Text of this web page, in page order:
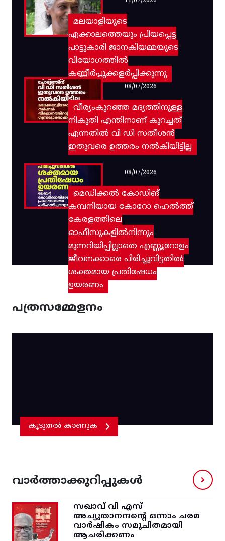
മലയാളിയുടെ
എക്കാലത്തെയും പ്രിയപ്പെട്ട
പാട്ടുകാരി ജാനകിയമ്മയുടെ
വിയോഗത്തിൽ
കണ്ണീർപ്പൂക്കളർപ്പിക്കുന്നു
വീര്യംകുറഞ്ഞ മദ്യത്തിനുള്ള
നികുതി എന്തിനാണ് കുറച്ചത്
എന്നതിൽ വി ഡി സതീശൻ
ഇതുവരെ ഉത്തരം നൽകിയിട്ടില്ല
08/07/2026
മെഡിക്കൽ കോഡിങ്
കമ്പനിയായ കോറോ ഹെൽത്ത്
കേരളത്തിലെ
ഓഫീസുകളിൽനിന്നും
മുന്നറിയിപ്പില്ലാതെ എണ്ണൂറോളം
ജീവനക്കാരെ പിരിച്ചുവിട്ടതിൽ‌
ശക്തമായ പ്രതിഷേധം
ഉയരണം
08/07/2026
പത്രസമ്മേളനം
കൂടുതൽ കാണുക
വാർത്താക്കുറിപ്പുകൾ
സഖാവ് വി എസ്‌
അച്യുതാനന്ദന്റെ ഒന്നാം ചരമ
വാര്‍ഷികം സമുചിതമായി
ആചരിക്കണം